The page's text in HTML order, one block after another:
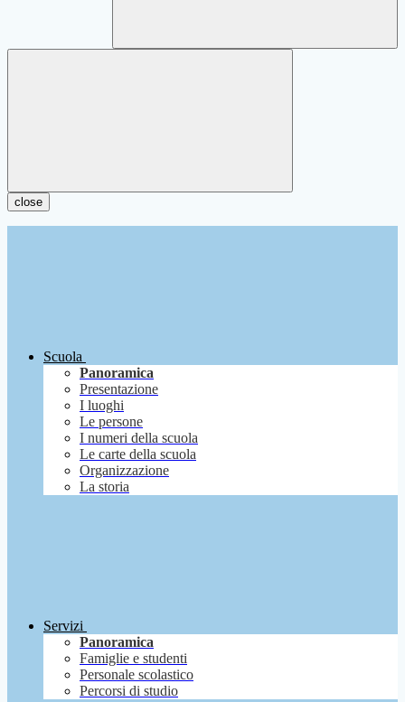
close
Scuola
Panoramica
Presentazione
I luoghi
Le persone
I numeri della scuola
Le carte della scuola
Organizzazione
La storia
Servizi
Panoramica
Famiglie e studenti
Personale scolastico
Percorsi di studio